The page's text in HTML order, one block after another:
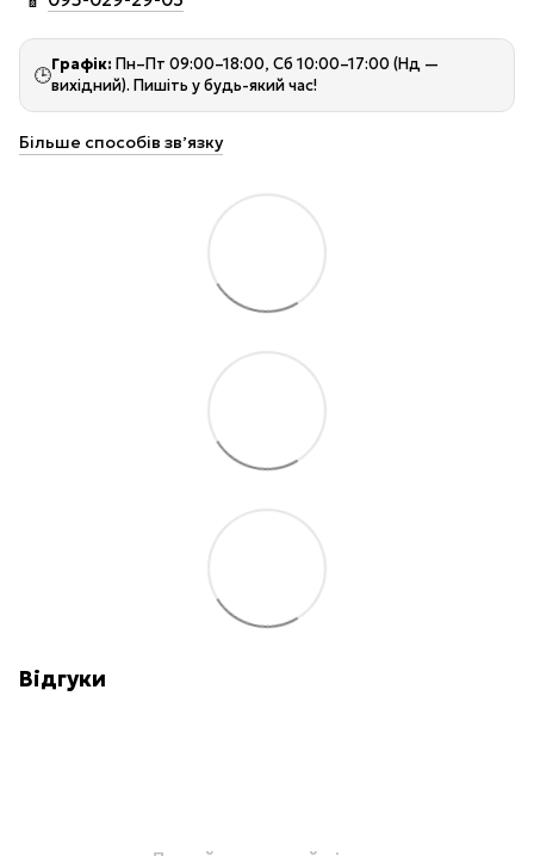
🕒
Графік: Пн–Пт 09:00–18:00, Сб 10:00–17:00 (Нд —
вихідний). Пишіть у будь-який час!
Більше способів звʼязку
Відгуки